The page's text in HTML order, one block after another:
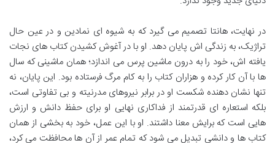
در نهایت، هانتا تصمیم می گیرد که به شیوه ای نمادین و در عین حال
تراژیک، به زندگی اش پایان دهد. او با در آغوش کشیدن کتاب های نجات
یافته اش، خود را به درون ماشین پرس می اندازد؛ همان ماشینی که سال
ها با آن کار کرده و هزاران کتاب را به کام مرگ فرستاده بود. این پایان، نه
تنها نشان دهنده شکست او در برابر نیروهای مدرنیته و بی تفاوتی است،
بلکه استعاره ای قدرتمند از فداکاری نهایی او برای حفظ دانش و ارزش
هایی است که برایش معنا داشتند. او با این عمل، خود به بخشی از همان
کتاب ها و دانشی تبدیل می شود که تمام عمر از آن ها محافظت می کرد،